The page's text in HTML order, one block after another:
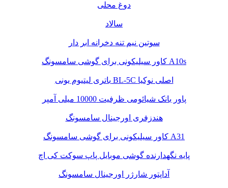
دوغ محلی
سالاد
سوتین نیم تنه دخرانه ابر دار
کاور سیلیکونی برای گوشی سامسونگ A10s
باتری لیتیوم یونی BL-5C اصلی نوکیا
پاور بانک شیائومی ظرفیت 10000 میلی آمپر
هندزفری اورجینال سامسونگ
کاور سیلیکونی برای گوشی سامسونگ A31
پایه نگهدارنده گوشی موبایل پاپ سوکت کی اچ
آداپتور شارژر اورجینال سامسونگ